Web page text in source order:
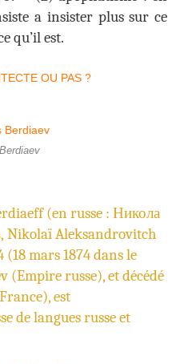
a insister plus sur ce
qu’il est.
(enrusse : Никола
Nikolaï Aleksandrovitch
(18mars1874dans le
(Empire russe), et décédé
France), est
de langues russe et